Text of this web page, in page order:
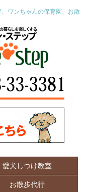
ワンちゃんの保育園、お散
愛犬しつけ教室
お散歩代行